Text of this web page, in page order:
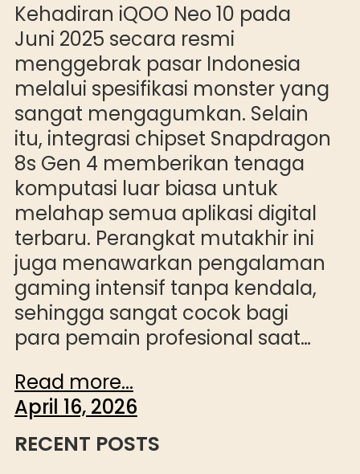
Kehadiran iQOO Neo 10 pada
Juni 2025 secara resmi
menggebrak pasar Indonesia
melalui spesifikasi monster yang
sangat mengagumkan. Selain
itu, integrasi chipset Snapdragon
8s Gen 4 memberikan tenaga
komputasi luar biasa untuk
melahap semua aplikasi digital
terbaru. Perangkat mutakhir ini
juga menawarkan pengalaman
gaming intensif tanpa kendala,
sehingga sangat cocok bagi
para pemain profesional saat…
Read more...
April 16, 2026
RECENT POSTS